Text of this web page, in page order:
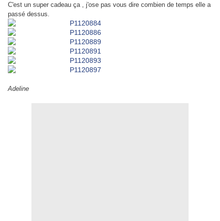
C'est un super cadeau ça , j'ose pas vous dire combien de temps elle a
passé dessus.
Adeline